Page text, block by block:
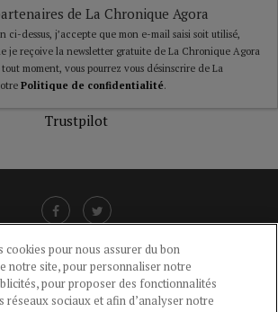
de La Chronique Agora
ci-dessus, j’accepte que mon e-mail saisi soit utilisé,
je reçoive la newsletter gratuite de La Chronique Agora
moment, vous pourrez vous désinscrire de La
Politique de confidentialité.
Trustpilot
CONFIDENTIALITÉ-POLITIQUE DES COOKIES
cookies pour nous assurer du bon
notre site, pour personnaliser notre
pour proposer des fonctionnalités
réseaux sociaux et afin d’analyser notre